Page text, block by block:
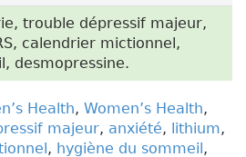
trouble dépressif majeur,
calendrier mictionnel,
desmopressine.
Health, Women’s Health,
majeur, anxiété, lithium,
, hygiène du sommeil,